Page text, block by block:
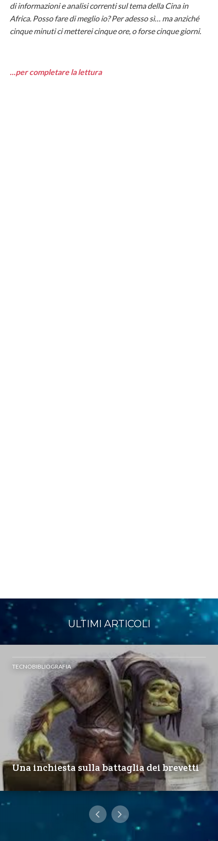
di informazioni e analisi correnti sul tema della Cina in
Africa. Posso fare di meglio io? Per adesso sì… ma anziché
cinque minuti ci metterei cinque ore, o forse cinque giorni.
...per completare la lettura
ULTIMI ARTICOLI
TECNOBIBLIOGRAFIA
Una inchiesta sulla battaglia dei brevetti